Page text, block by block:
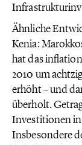
Ähnliche
Kenia:
hat das
2010 um
erhöht – und
überholt.
Investitionen
Insbesondere